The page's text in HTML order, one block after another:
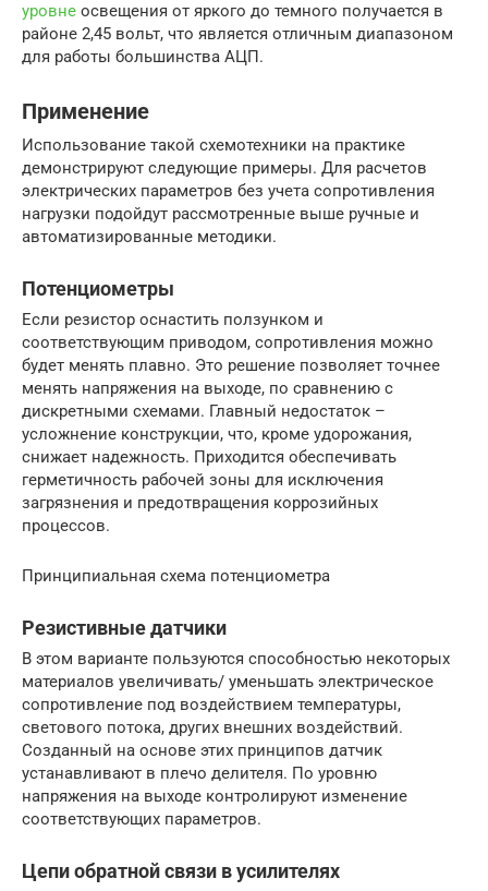
уровне освещения от яркого до темного получается в
районе 2,45 вольт, что является отличным диапазоном
для работы большинства АЦП.
Применение
Использование такой схемотехники на практике
демонстрируют следующие примеры. Для расчетов
электрических параметров без учета сопротивления
нагрузки подойдут рассмотренные выше ручные и
автоматизированные методики.
Потенциометры
Если резистор оснастить ползунком и
соответствующим приводом, сопротивления можно
будет менять плавно. Это решение позволяет точнее
менять напряжения на выходе, по сравнению с
дискретными схемами. Главный недостаток –
усложнение конструкции, что, кроме удорожания,
снижает надежность. Приходится обеспечивать
герметичность рабочей зоны для исключения
загрязнения и предотвращения коррозийных
процессов.
Принципиальная схема потенциометра
Резистивные датчики
В этом варианте пользуются способностью некоторых
материалов увеличивать/ уменьшать электрическое
сопротивление под воздействием температуры,
светового потока, других внешних воздействий.
Созданный на основе этих принципов датчик
устанавливают в плечо делителя. По уровню
напряжения на выходе контролируют изменение
соответствующих параметров.
Цепи обратной связи в усилителях